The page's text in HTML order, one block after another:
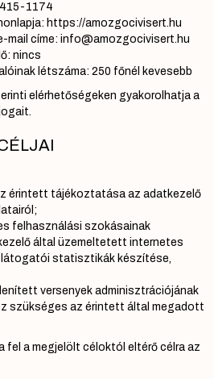
1174
https://amozgocivisert.hu
mail címe: info@amozgocivisert.hu
nincs
létszáma: 250 főnél kevesebb
elérhetőségeken gyakorolhatja a
érintett tájékoztatása az adatkezelő
felhasználási szokásainak
által üzemeltetett internetes
statisztikák készítése,
versenyek adminisztrációjának
szükséges az érintett által megadott
fel a megjelölt céloktól eltérő célra az